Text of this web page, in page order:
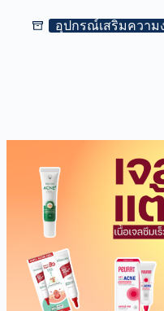
อุปกรณ์เสริมความ